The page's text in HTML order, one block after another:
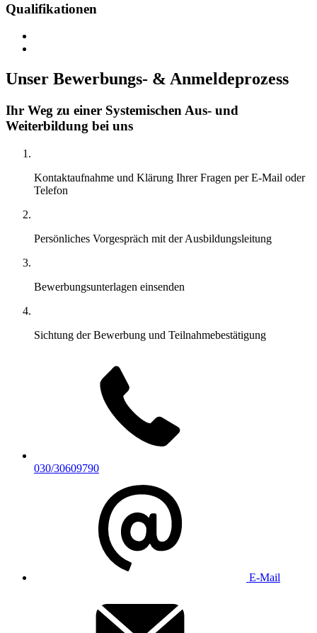
Qualifikationen
Unser Bewerbungs- & Anmeldeprozess
Ihr Weg zu einer Systemischen Aus- und
Weiterbildung bei uns
Kontaktaufnahme und Klärung Ihrer Fragen per E-Mail oder
Telefon
Persönliches Vorgespräch mit der Ausbildungsleitung
Bewerbungsunterlagen einsenden
Sichtung der Bewerbung und Teilnahmebestätigung
030/30609790
E-Mail